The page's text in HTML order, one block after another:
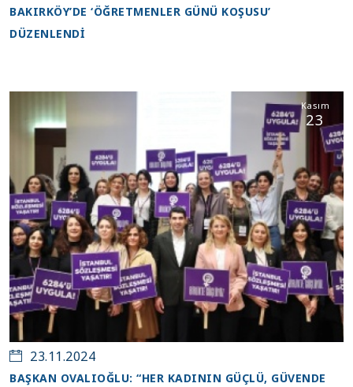
BAKIRKÖY’DE ‘ÖĞRETMENLER GÜNÜ KOŞUSU’
DÜZENLENDİ
Kasım
23
23.11.2024
BAŞKAN OVALIOĞLU: “HER KADININ GÜÇLÜ, GÜVENDE